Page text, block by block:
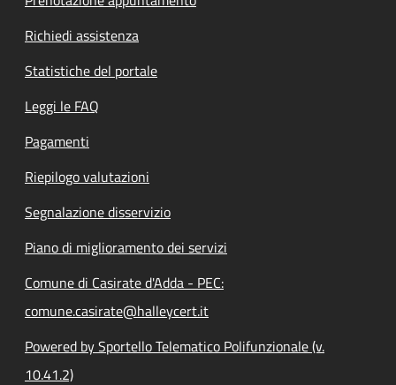
Richiedi assistenza
Statistiche del portale
Leggi le FAQ
Pagamenti
Riepilogo valutazioni
Segnalazione disservizio
Piano di miglioramento dei servizi
Comune di Casirate d'Adda - PEC:
comune.casirate@halleycert.it
Powered by Sportello Telematico Polifunzionale (v.
10.41.2)